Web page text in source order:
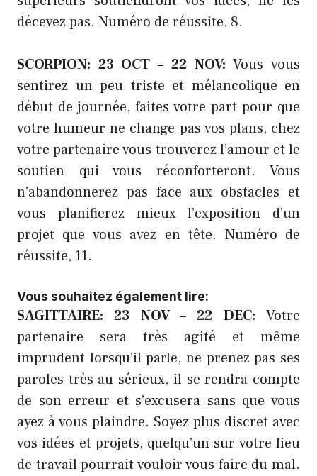
décevez pas. Numéro de réussite, 8.
SCORPION: 23 OCT – 22 NOV:Vous vous
sentirez un peu triste et mélancolique en
début de journée, faites votre part pour que
votre humeur ne change pas vos plans, chez
votre partenaire vous trouverez l’amour et le
soutien qui vous réconforteront. Vous
n’abandonnerez pas face aux obstacles et
vous planifierez mieux l’exposition d’un
projet que vous avez en tête. Numéro de
réussite, 11.
Vous souhaitez également lire:
SAGITTAIRE: 23 NOV – 22 DEC: Votre
partenaire sera très agité et même
imprudent lorsqu’il parle, ne prenez pas ses
paroles très au sérieux, il se rendra compte
de son erreur et s’excusera sans que vous
ayez à vous plaindre. Soyez plus discret avec
vos idées et projets, quelqu’un sur votre lieu
de travail pourrait vouloir vous faire du mal.